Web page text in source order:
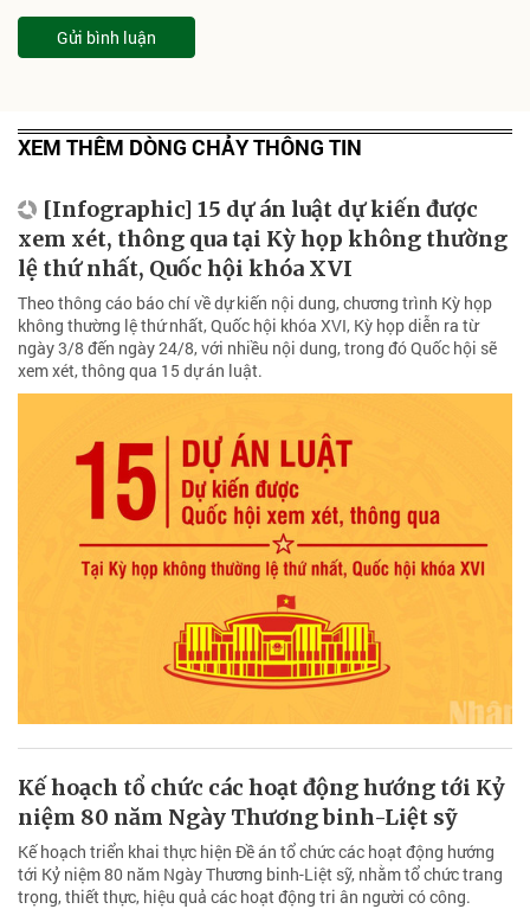
Gửi bình luận
XEM THÊM DÒNG CHẢY THÔNG TIN
[Infographic] 15 dự án luật dự kiến được
xem xét, thông qua tại Kỳ họp không thường
lệ thứ nhất, Quốc hội khóa XVI
Theo thông cáo báo chí về dự kiến nội dung, chương trình Kỳ họp
không thường lệ thứ nhất, Quốc hội khóa XVI, Kỳ họp diễn ra từ
ngày 3/8 đến ngày 24/8, với nhiều nội dung, trong đó Quốc hội sẽ
xem xét, thông qua 15 dự án luật.
Kế hoạch tổ chức các hoạt động hướng tới Kỷ
niệm 80 năm Ngày Thương binh-Liệt sỹ
Kế hoạch triển khai thực hiện Đề án tổ chức các hoạt động hướng
tới Kỷ niệm 80 năm Ngày Thương binh-Liệt sỹ, nhằm tổ chức trang
trọng, thiết thực, hiệu quả các hoạt động tri ân người có công.